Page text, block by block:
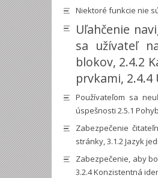
Niektoré funkcie nie
Uľahčenie
sa užívateľ
blokov, 2.4.2
prvkami, 2.4.4
Používateľom sa
úspešnosti 2.5.1
Zabezpečenie
stránky, 3.1.2 Jazyk
Zabezpečenie, aby
3.2.4 Konzistentná